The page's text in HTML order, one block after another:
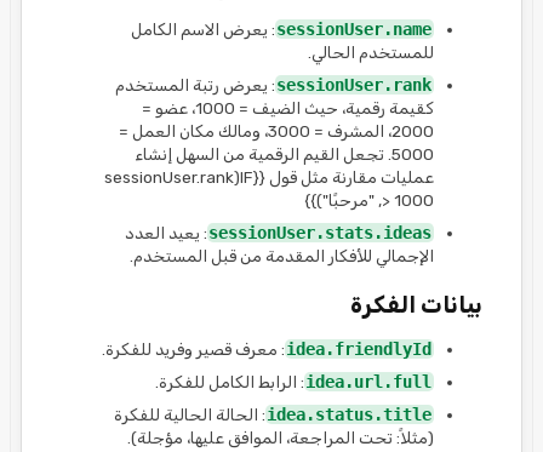
sessionUser.name: يعرض الاسم الكامل
للمستخدم الحالي.
sessionUser.rank: يعرض رتبة المستخدم
كقيمة رقمية، حيث الضيف = 1000، عضو =
2000، المشرف = 3000، ومالك مكان العمل =
5000. تجعل القيم الرقمية من السهل إنشاء
عمليات مقارنة مثل قول {{IF(sessionUser.rank
> 1000, "مرحبًا")}}
sessionUser.stats.ideas: يعيد العدد
الإجمالي للأفكار المقدمة من قبل المستخدم.
بيانات الفكرة
idea.friendlyId: معرف قصير وفريد للفكرة.
idea.url.full: الرابط الكامل للفكرة.
idea.status.title: الحالة الحالية للفكرة
(مثلاً: تحت المراجعة، الموافق عليها، مؤجلة).